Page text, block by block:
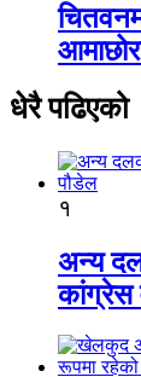
धेरै पढिएको
१
अन्य
कांग्रेस